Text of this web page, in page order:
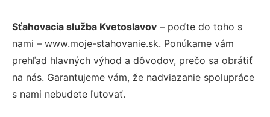
Sťahovacia služba Kvetoslavov – poďte do toho s
nami – www.moje-stahovanie.sk. Ponúkame vám
prehľad hlavných výhod a dôvodov, prečo sa obrátiť
na nás. Garantujeme vám, že nadviazanie spolupráce
s nami nebudete ľutovať.